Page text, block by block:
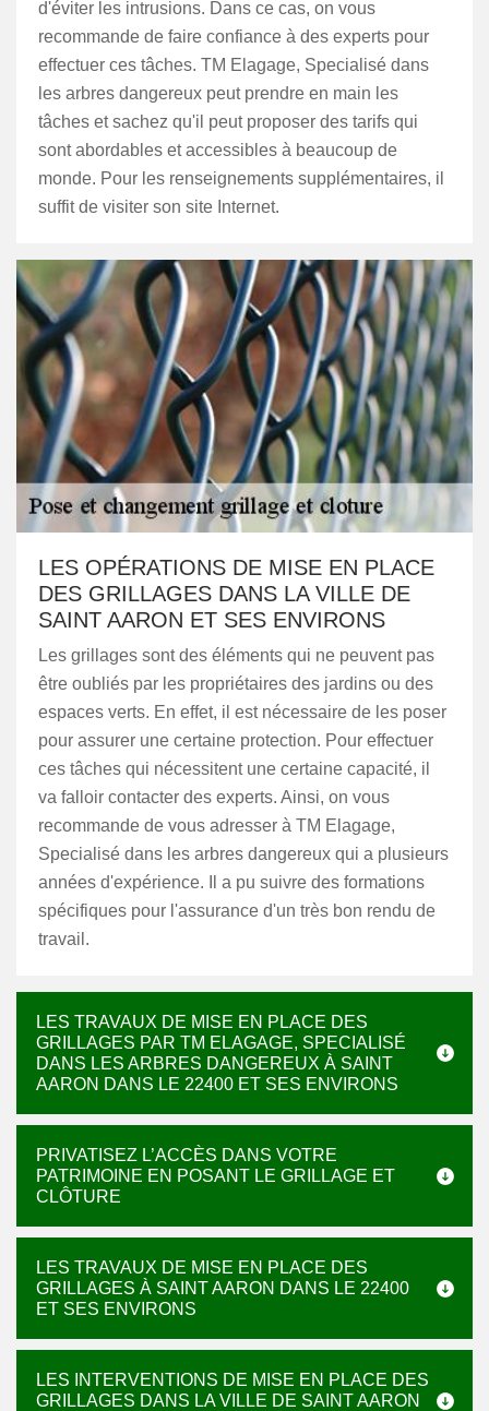
d'éviter les intrusions. Dans ce cas, on vous
recommande de faire confiance à des experts pour
effectuer ces tâches. TM Elagage, Specialisé dans
les arbres dangereux peut prendre en main les
tâches et sachez qu'il peut proposer des tarifs qui
sont abordables et accessibles à beaucoup de
monde. Pour les renseignements supplémentaires, il
suffit de visiter son site Internet.
LES OPÉRATIONS DE MISE EN PLACE
DES GRILLAGES DANS LA VILLE DE
SAINT AARON ET SES ENVIRONS
Les grillages sont des éléments qui ne peuvent pas
être oubliés par les propriétaires des jardins ou des
espaces verts. En effet, il est nécessaire de les poser
pour assurer une certaine protection. Pour effectuer
ces tâches qui nécessitent une certaine capacité, il
va falloir contacter des experts. Ainsi, on vous
recommande de vous adresser à TM Elagage,
Specialisé dans les arbres dangereux qui a plusieurs
années d'expérience. Il a pu suivre des formations
spécifiques pour l'assurance d'un très bon rendu de
travail.
LES TRAVAUX DE MISE EN PLACE DES
GRILLAGES PAR TM ELAGAGE, SPECIALISÉ
DANS LES ARBRES DANGEREUX À SAINT
AARON DANS LE 22400 ET SES ENVIRONS
PRIVATISEZ L’ACCÈS DANS VOTRE
PATRIMOINE EN POSANT LE GRILLAGE ET
CLÔTURE
LES TRAVAUX DE MISE EN PLACE DES
GRILLAGES À SAINT AARON DANS LE 22400
ET SES ENVIRONS
LES INTERVENTIONS DE MISE EN PLACE DES
GRILLAGES DANS LA VILLE DE SAINT AARON